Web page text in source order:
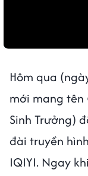
Hôm qua
mới mang tên
Sinh Trưởng)
đài truyền
IQIYI. Ngay